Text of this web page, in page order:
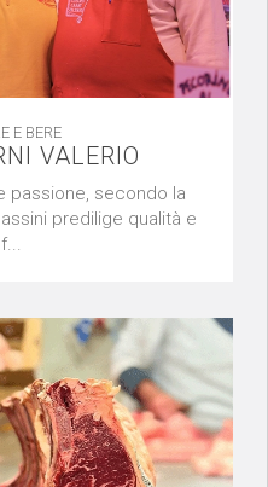
E BERE
VALERIO
passione, secondo la
predilige qualità e